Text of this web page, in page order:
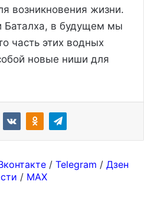
возникновения жизни.
Баталха, в будущем мы
часть этих водных
новые ниши для
/ Telegram / Дзен
/ MAX